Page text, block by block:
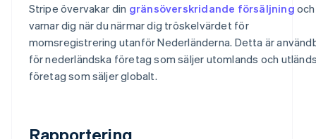
Stripe övervakar din gränsöverskridande försäljning och
varnar dig när du närmar dig tröskelvärdet för
momsregistrering utanför Nederländerna. Detta är
för nederländska företag som säljer utomlands och
företag som säljer globalt.
Rapportering